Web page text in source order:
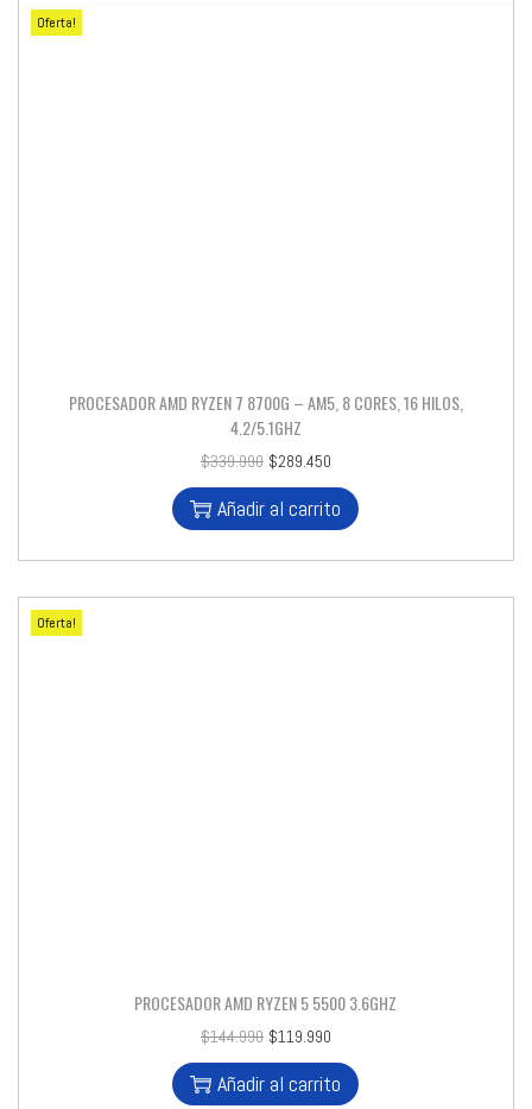
Oferta!
PROCESADOR AMD RYZEN 7 8700G – AM5, 8 CORES, 16 HILOS,
4.2/5.1GHZ
$339.990 $289.450
Añadir al carrito
Oferta!
PROCESADOR AMD RYZEN 5 5500 3.6GHZ
$144.990 $119.990
Añadir al carrito